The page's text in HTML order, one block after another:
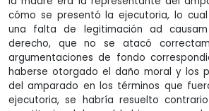
cómo se presentó la ejecutoria, lo
una falta de legitimación ad
derecho, que no se atacó
argumentaciones de fondo
haberse otorgado el daño moral y los
del amparado en los términos que
ejecutoria, se habría resuelto